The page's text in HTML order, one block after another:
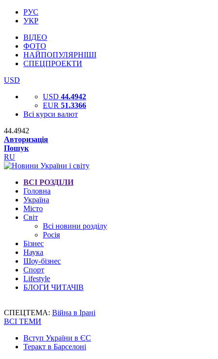
РУС
УКР
ВІДЕО
ФОТО
НАЙПОПУЛЯРНІШІ
СПЕЦПРОЕКТИ
USD
USD 44.4942
EUR 51.3366
Всі курси валют
44.4942
Авторизація
Пошук
RU
ВСІ РОЗДІЛИ
Головна
Україна
Місто
Світ
Всі новини розділу
Росія
Бізнес
Наука
Шоу-бізнес
Спорт
Lifestyle
БЛОГИ ЧИТАЧІВ
СПЕЦТЕМА: Війна в Ірані
ВСІ ТЕМИ
Вступ України в ЄС
Теракт в Барселоні